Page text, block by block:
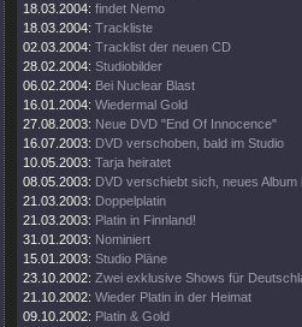
18.03.2004: findet Nemo
18.03.2004: Trackliste
02.03.2004: Tracklist der neuen CD
28.02.2004: Studiobilder
06.02.2004: Bei Nuclear Blast
16.01.2004: Wiedermal Gold
27.08.2003: Neue DVD "End Of Innocence"
16.07.2003: DVD verschoben, bald im Studio
10.05.2003: Tarja heiratet
08.05.2003: DVD verschiebt sich, neues Album
21.03.2003: Doppelplatin
21.03.2003: Platin in Finnland!
31.01.2003: Nominiert
15.01.2003: Studio Pläne
23.10.2002: Zwei exklusive Shows für
21.10.2002: Wieder Platin in der Heimat
09.10.2002: Platin & Gold